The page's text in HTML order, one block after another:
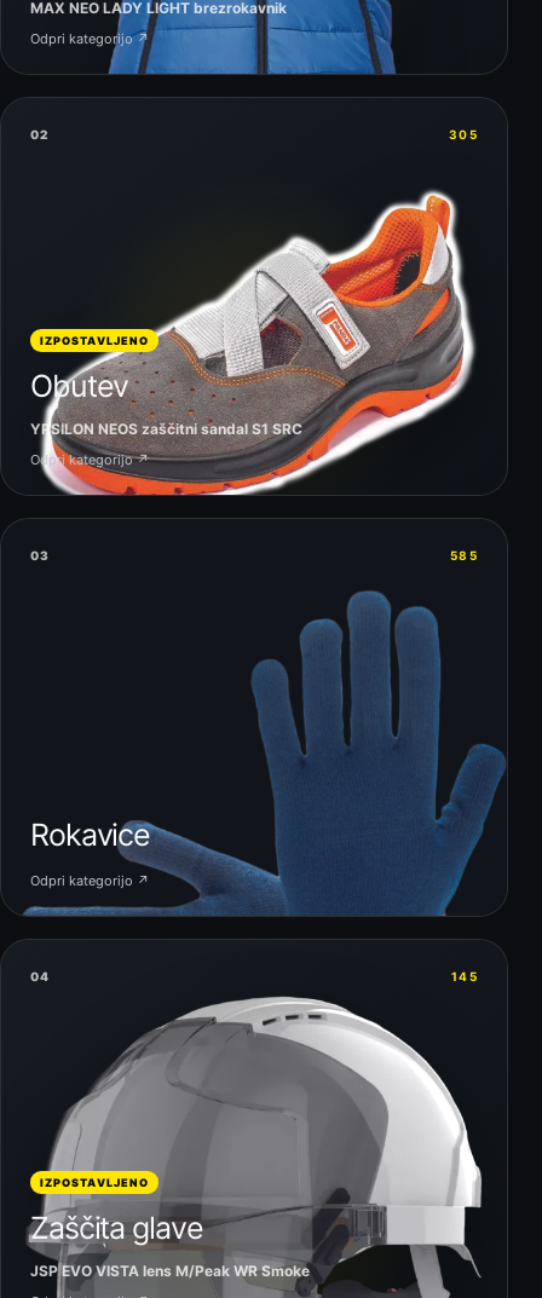
MAX NEO LADY LIGHT brezrokavnik
Odpri kategorijo ↗
02 305
IZPOSTAVLJENO
Obutev
YPSILON NEOS zaščitni sandal S1 SRC
Odpri kategorijo ↗
03 585
Rokavice
Odpri kategorijo ↗
04 145
IZPOSTAVLJENO
Zaščita glave
JSP EVO VISTA lens M/Peak WR Smoke